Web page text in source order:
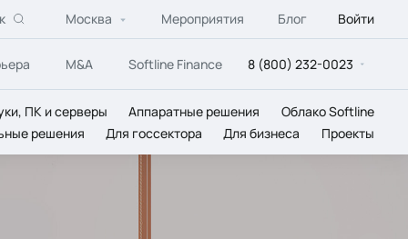
Москва Мероприятия Блог Войти
M&A Softline Finance 8 (800) 232-0023
ПК и серверы Аппаратные решения
Облако Softline
решения
Для госсектора Для бизнеса Проекты